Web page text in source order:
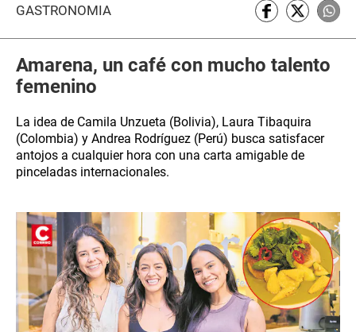
GASTRONOMÍA
Amarena, un café con mucho talento
femenino
La idea de Camila Unzueta (Bolivia), Laura Tibaquira
(Colombia) y Andrea Rodríguez (Perú) busca satisfacer
antojos a cualquier hora con una carta amigable de
pinceladas internacionales.